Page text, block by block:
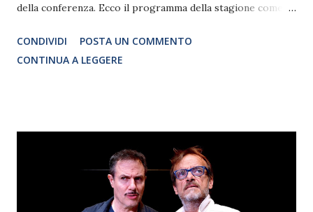
della conferenza. Ecco il programma della stagione come
CONDIVIDI
POSTA UN COMMENTO
CONTINUA A LEGGERE